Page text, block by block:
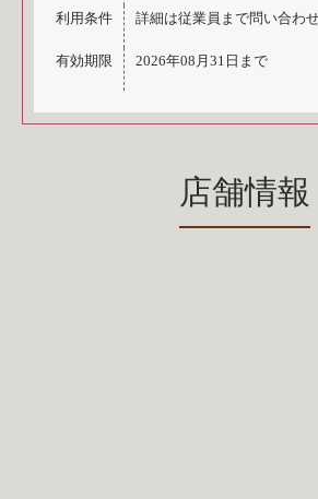
利用条件 詳細は従業員まで問い合わ
有効期限 2026年08月31日まで
店舗情報